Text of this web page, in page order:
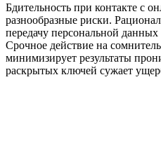
Бдительность при контакте с
разнообразные риски.
передачу персональной
Срочное действие на
минимизирует результаты
раскрытых ключей сужает